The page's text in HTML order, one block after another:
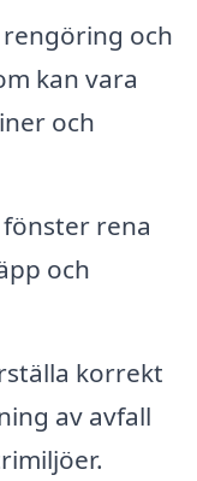
och
kan vara
och
fönster rena
och
korrekt
av avfall